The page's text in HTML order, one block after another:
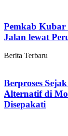
Pemkab Kubar
Jalan lewat
Berita Terbaru
Berproses
Alternatif di
Disepakati